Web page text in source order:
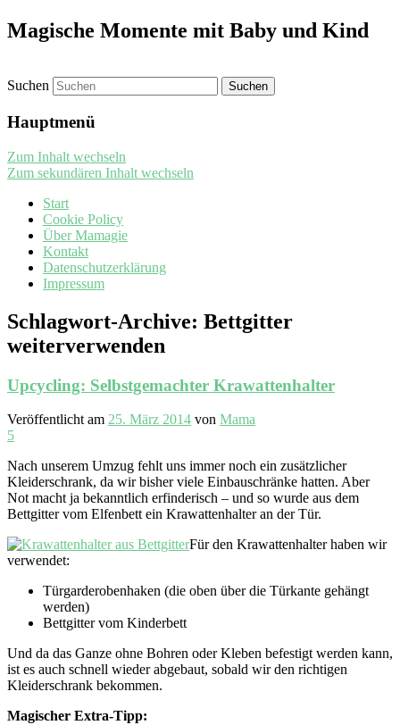
Magische Momente mit Baby und Kind
Suchen
Hauptmenü
Zum Inhalt wechseln
Zum sekundären Inhalt wechseln
Start
Cookie Policy
Über Mamagie
Kontakt
Datenschutzerklärung
Impressum
Schlagwort-Archive: Bettgitter
weiterverwenden
Upcycling: Selbstgemachter Krawattenhalter
Veröffentlicht am 25. März 2014 von Mama
5
Nach unserem Umzug fehlt uns immer noch ein zusätzlicher
Kleiderschrank, da wir bisher viele Einbauschränke hatten. Aber
Not macht ja bekanntlich erfinderisch – und so wurde aus dem
Bettgitter vom Elfenbett ein Krawattenhalter an der Tür.
Für den Krawattenhalter haben wir
verwendet:
Türgarderobenhaken (die oben über die Türkante gehängt
werden)
Bettgitter vom Kinderbett
Und da das Ganze ohne Bohren oder Kleben befestigt werden kann,
ist es auch schnell wieder abgebaut, sobald wir den richtigen
Kleiderschrank bekommen.
Magischer Extra-Tipp: